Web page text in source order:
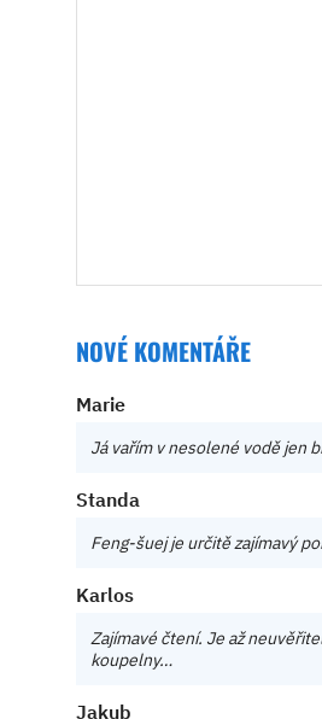
NOVÉ KOMENTÁŘE
Marie
Já vařím v nesolené vodě jen
Standa
Feng-šuej je určitě zajímavý
Karlos
Zajímavé čtení. Je až
koupelny…
Jakub